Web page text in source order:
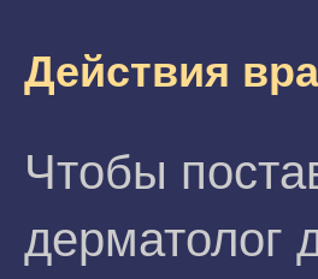
Действия
Чтобы
дерматолог